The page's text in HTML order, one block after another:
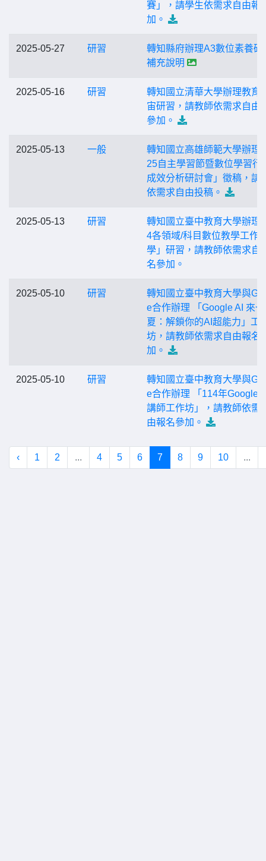
賽」，請學生依需求自由報
加。
2025-05-27 研習
轉知縣府辦理A3數位素養研
補充說明
2025-05-16 研習
轉知國立清華大學辦理教育
宙研習，請教師依需求自由
參加。
2025-05-13 一般
轉知國立高雄師範大學辦理
25自主學習節暨數位學習行
成效分析研討會」徵稿，請
依需求自由投稿。
2025-05-13 研習
轉知國立臺中教育大學辦理
4各領域/科目數位教學工作
學」研習，請教師依需求自
名參加。
2025-05-10 研習
轉知國立臺中教育大學與
e合作辦理 「Google AI 來一
夏：解鎖你的AI超能力」工
坊，請教師依需求自由報名
加。
2025-05-10 研習
轉知國立臺中教育大學與
e合作辦理 「114年Google
講師工作坊」，請教師依需
由報名參加。
‹ 1 2 ... 4 5 6 7 8 9 10 ...